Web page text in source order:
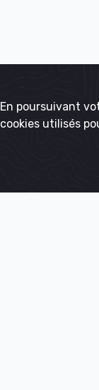
En poursuivant
cookies utilisés